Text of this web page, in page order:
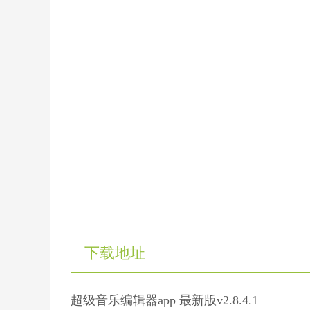
下载地址
超级音乐编辑器app 最新版v2.8.4.1